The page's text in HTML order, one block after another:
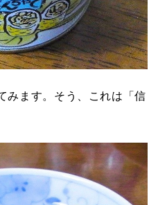
みます。そう、これは「信